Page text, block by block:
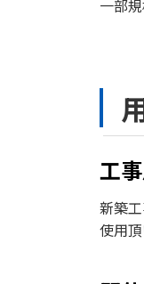
一部
工
新築
使用頂